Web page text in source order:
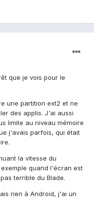
que je vois pour le
une partition ext2 et ne
des applis. J'ai aussi
limite au niveau mémoire
j'avais parfois, qui était
la vitesse du
quand l'écran est
terrible du Blade.
rien à Android, j'ai un